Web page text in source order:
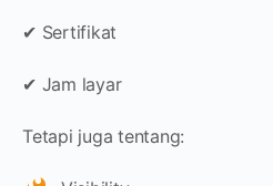
✔ Sertifikat
✔ Jam layar
Tetapi juga tentang: